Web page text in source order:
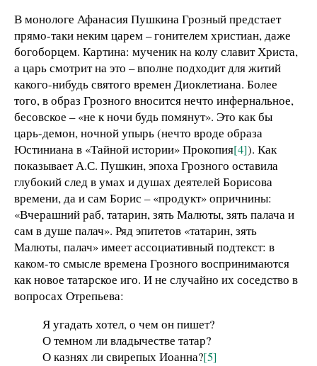
В монологе Афанасия Пушкина Грозный предстает
прямо-таки неким царем – гонителем христиан, даже
богоборцем. Картина: мученик на колу славит Христа,
а царь смотрит на это – вполне подходит для житий
какого-нибудь святого времен Диоклетиана. Более
того, в образ Грозного вносится нечто инфернальное,
бесовское – «не к ночи будь помянут». Это как бы
царь-демон, ночной упырь (нечто вроде образа
Юстиниана в «Тайной истории» Прокопия[4]). Как
показывает А.С. Пушкин, эпоха Грозного оставила
глубокий след в умах и душах деятелей Борисова
времени, да и сам Борис – «продукт» опричнины:
«Вчерашний раб, татарин, зять Малюты, зять палача и
сам в душе палач». Ряд эпитетов «татарин, зять
Малюты, палач» имеет ассоциативный подтекст: в
каком-то смысле времена Грозного воспринимаются
как новое татарское иго. И не случайно их соседство в
вопросах Отрепьева:
Я угадать хотел, о чем он пишет?
О темном ли владычестве татар?
О казнях ли свирепых Иоанна?[5]